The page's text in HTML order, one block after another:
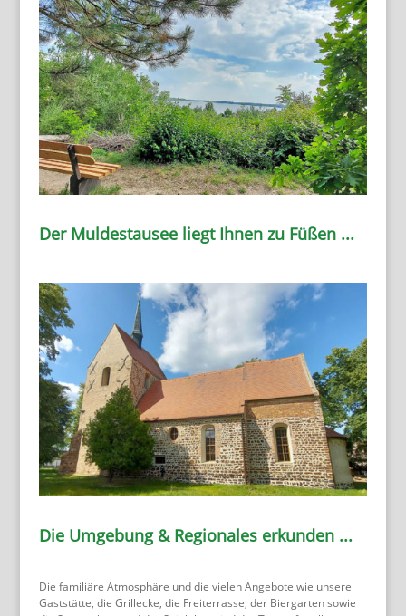
Der Muldestausee liegt Ihnen zu Füßen ...
Die Umgebung & Regionales erkunden ...
Die familiäre Atmosphäre und die vielen Angebote wie unsere
Gaststätte, die Grillecke, die Freiterrasse, der Biergarten sowie